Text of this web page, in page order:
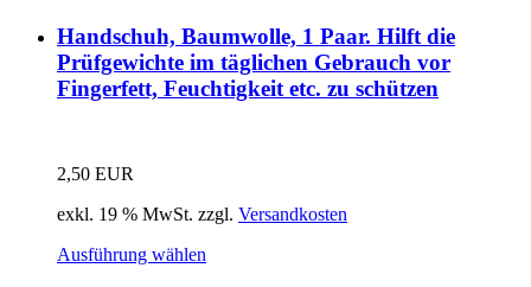
Handschuh, Baumwolle, 1 Paar. Hilft die
Prüfgewichte im täglichen Gebrauch vor
Fingerfett, Feuchtigkeit etc. zu schützen
2,50 EUR
exkl. 19 % MwSt. zzgl. Versandkosten
Ausführung wählen